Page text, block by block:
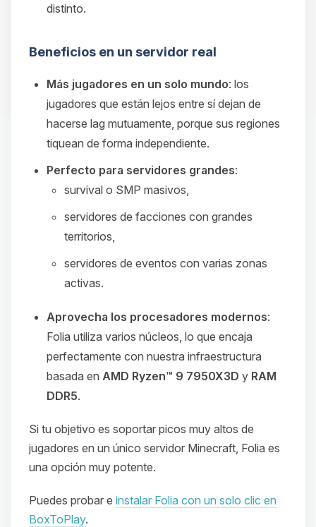
distinto.
Beneficios en un servidor real
Más jugadores en un solo mundo: los
jugadores que están lejos entre sí dejan de
hacerse lag mutuamente, porque sus regiones
tiquean de forma independiente.
Perfecto para servidores grandes:
survival o SMP masivos,
servidores de facciones con grandes
territorios,
servidores de eventos con varias zonas
activas.
Aprovecha los procesadores modernos:
Folia utiliza varios núcleos, lo que encaja
perfectamente con nuestra infraestructura
basada en AMD Ryzen™ 9 7950X3D y RAM
DDR5.
Si tu objetivo es soportar picos muy altos de
jugadores en un único servidor Minecraft, Folia es
una opción muy potente.
Puedes probar e instalar Folia con un solo clic en
BoxToPlay.